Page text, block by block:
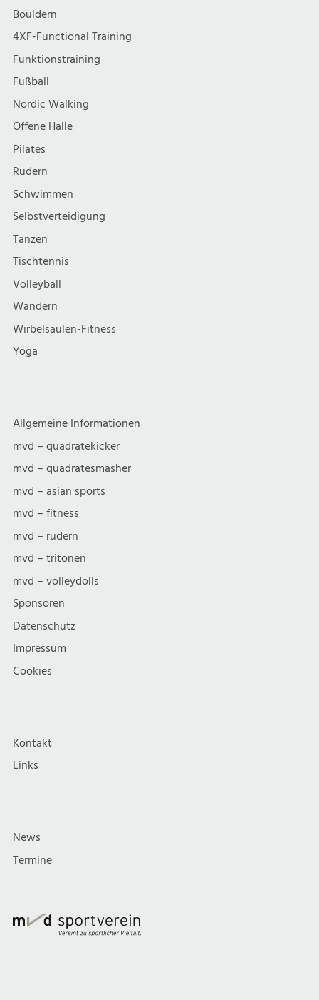
Bouldern
4XF-Functional Training
Funktionstraining
Fußball
Nordic Walking
Offene Halle
Pilates
Rudern
Schwimmen
Selbstverteidigung
Tanzen
Tischtennis
Volleyball
Wandern
Wirbelsäulen-Fitness
Yoga
Allgemeine Informationen
mvd – quadratekicker
mvd – quadratesmasher
mvd – asian sports
mvd – fitness
mvd – rudern
mvd – tritonen
mvd – volleydolls
Sponsoren
Datenschutz
Impressum
Cookies
Kontakt
Links
News
Termine